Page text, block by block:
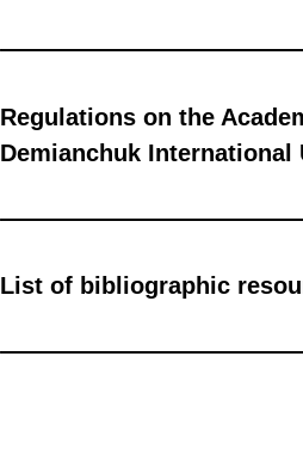
Regulations on the
Demianchuk
List of bibliographic